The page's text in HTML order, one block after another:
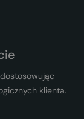
klienta.